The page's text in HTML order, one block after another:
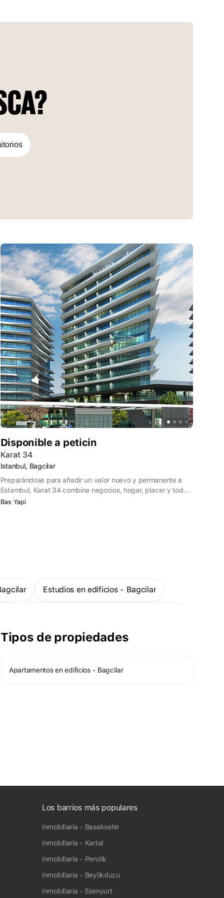
Disponible a peticin
Karat 34
Istanbul, Bagcilar
Preparándose para añadir un valor nuevo y permanente a
Estambul, Karat 34 combina negocios, hogar, placer y todas
sus expectativas con decencia. El proyecto Karat 34 es un
Bas Yapi
Estudios en edificios - Bagcilar
Tipos de propiedades
Apartamentos en edificios - Bagcilar
Los barrios más populares
Inmobiliaria - Basaksehir
Inmobiliaria - Kartal
Inmobiliaria - Pendik
Inmobiliaria - Beylikduzu
Inmobiliaria - Esenyurt